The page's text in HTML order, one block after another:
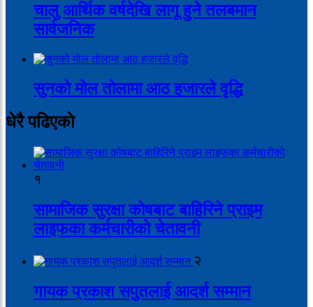
चालु आर्थिक वर्षदेखि लागू हुने तलबमान
सार्वजनिक
सुनको मोल तोलामा आठ हजारले वृद्धि
धेरै पढिएको
१
सामाजिक सुरक्षा कोषबाट बाहिरिने प्राइम
लाइफका कर्मचारीको चेतावनी
२
गायक प्रकाश सपुतलाई आदर्श सम्मान